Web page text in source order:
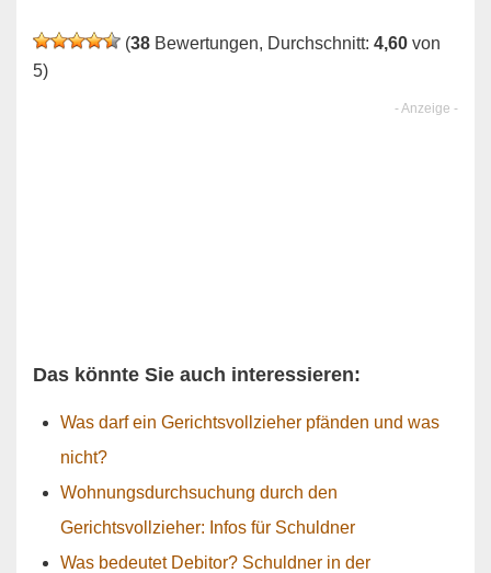
(38 Bewertungen, Durchschnitt: 4,60 von
5)
Das könnte Sie auch interessieren:
Was darf ein Gerichtsvollzieher pfänden und was
nicht?
Wohnungsdurchsuchung durch den
Gerichtsvollzieher: Infos für Schuldner
Was bedeutet Debitor? Schuldner in der